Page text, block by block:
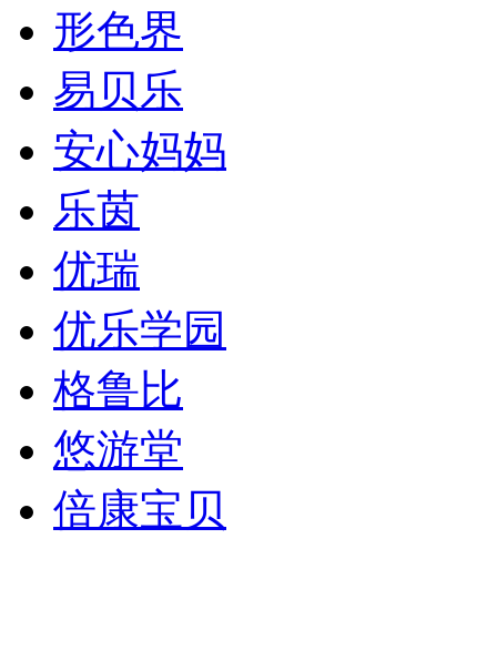
形色界
易贝乐
安心妈妈
乐茵
优瑞
优乐学园
格鲁比
悠游堂
倍康宝贝